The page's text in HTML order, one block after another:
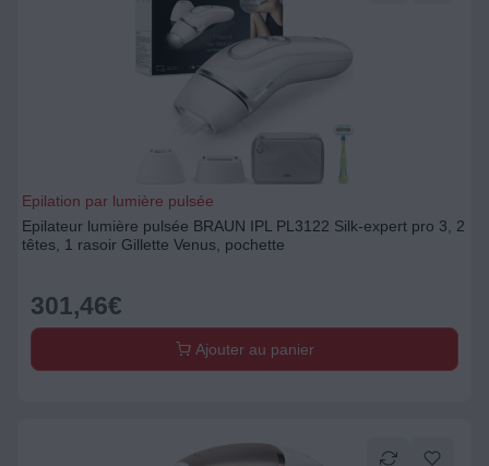
Epilation par lumière pulsée
Epilateur lumière pulsée BRAUN IPL PL3122 Silk-expert pro 3, 2
têtes, 1 rasoir Gillette Venus, pochette
301,46€
Ajouter au panier